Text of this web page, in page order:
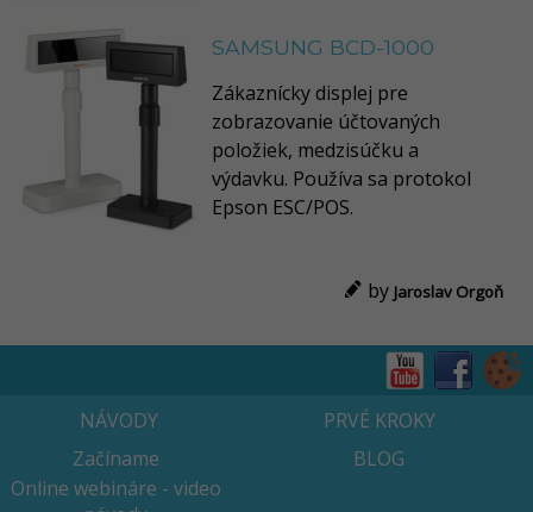
SAMSUNG BCD-1000
Zákaznícky displej pre
zobrazovanie účtovaných
položiek, medzisúčku a
výdavku. Používa sa protokol
Epson ESC/POS.
by Jaroslav Orgoň
NÁVODY
Začíname
Online webináre - video
PRVÉ KROKY
BLOG